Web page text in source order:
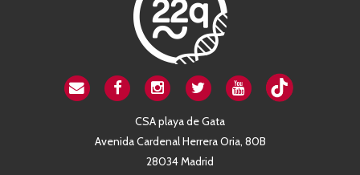
CSA playa de Gata
Avenida Cardenal Herrera Oria, 80B
28034 Madrid